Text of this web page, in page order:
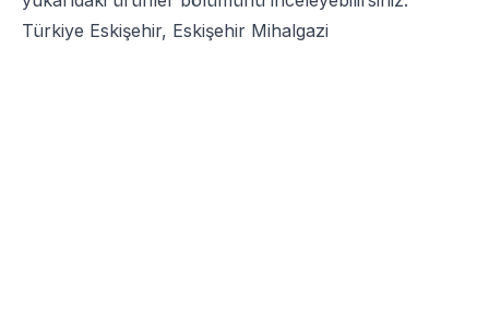
Türkiye Eskişehir, Eskişehir Mihalgazi